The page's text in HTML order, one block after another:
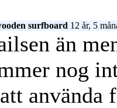
surfboard 12 år, 5
än
nog
använda